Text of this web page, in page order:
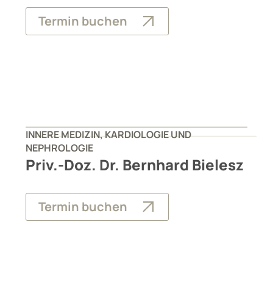
Termin buchen
INNERE MEDIZIN, KARDIOLOGIE UND
NEPHROLOGIE
Priv.-Doz. Dr. Bernhard Bielesz
Termin buchen